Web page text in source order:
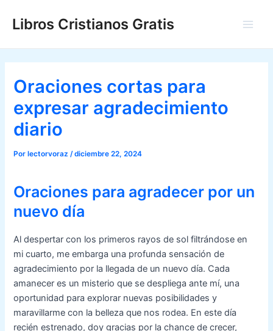
Libros Cristianos Gratis
Oraciones cortas para
expresar agradecimiento
diario
Porlectorvoraz /diciembre 22, 2024
Oraciones para agradecer por un
nuevo día
Al despertar con los primeros rayos de sol filtrándose en
mi cuarto, me embarga una profunda sensación de
agradecimiento por la llegada de un nuevo día. Cada
amanecer es un misterio que se despliega ante mí, una
oportunidad para explorar nuevas posibilidades y
maravillarme con la belleza que nos rodea. En este día
recién estrenado, doy gracias por la chance de crecer,